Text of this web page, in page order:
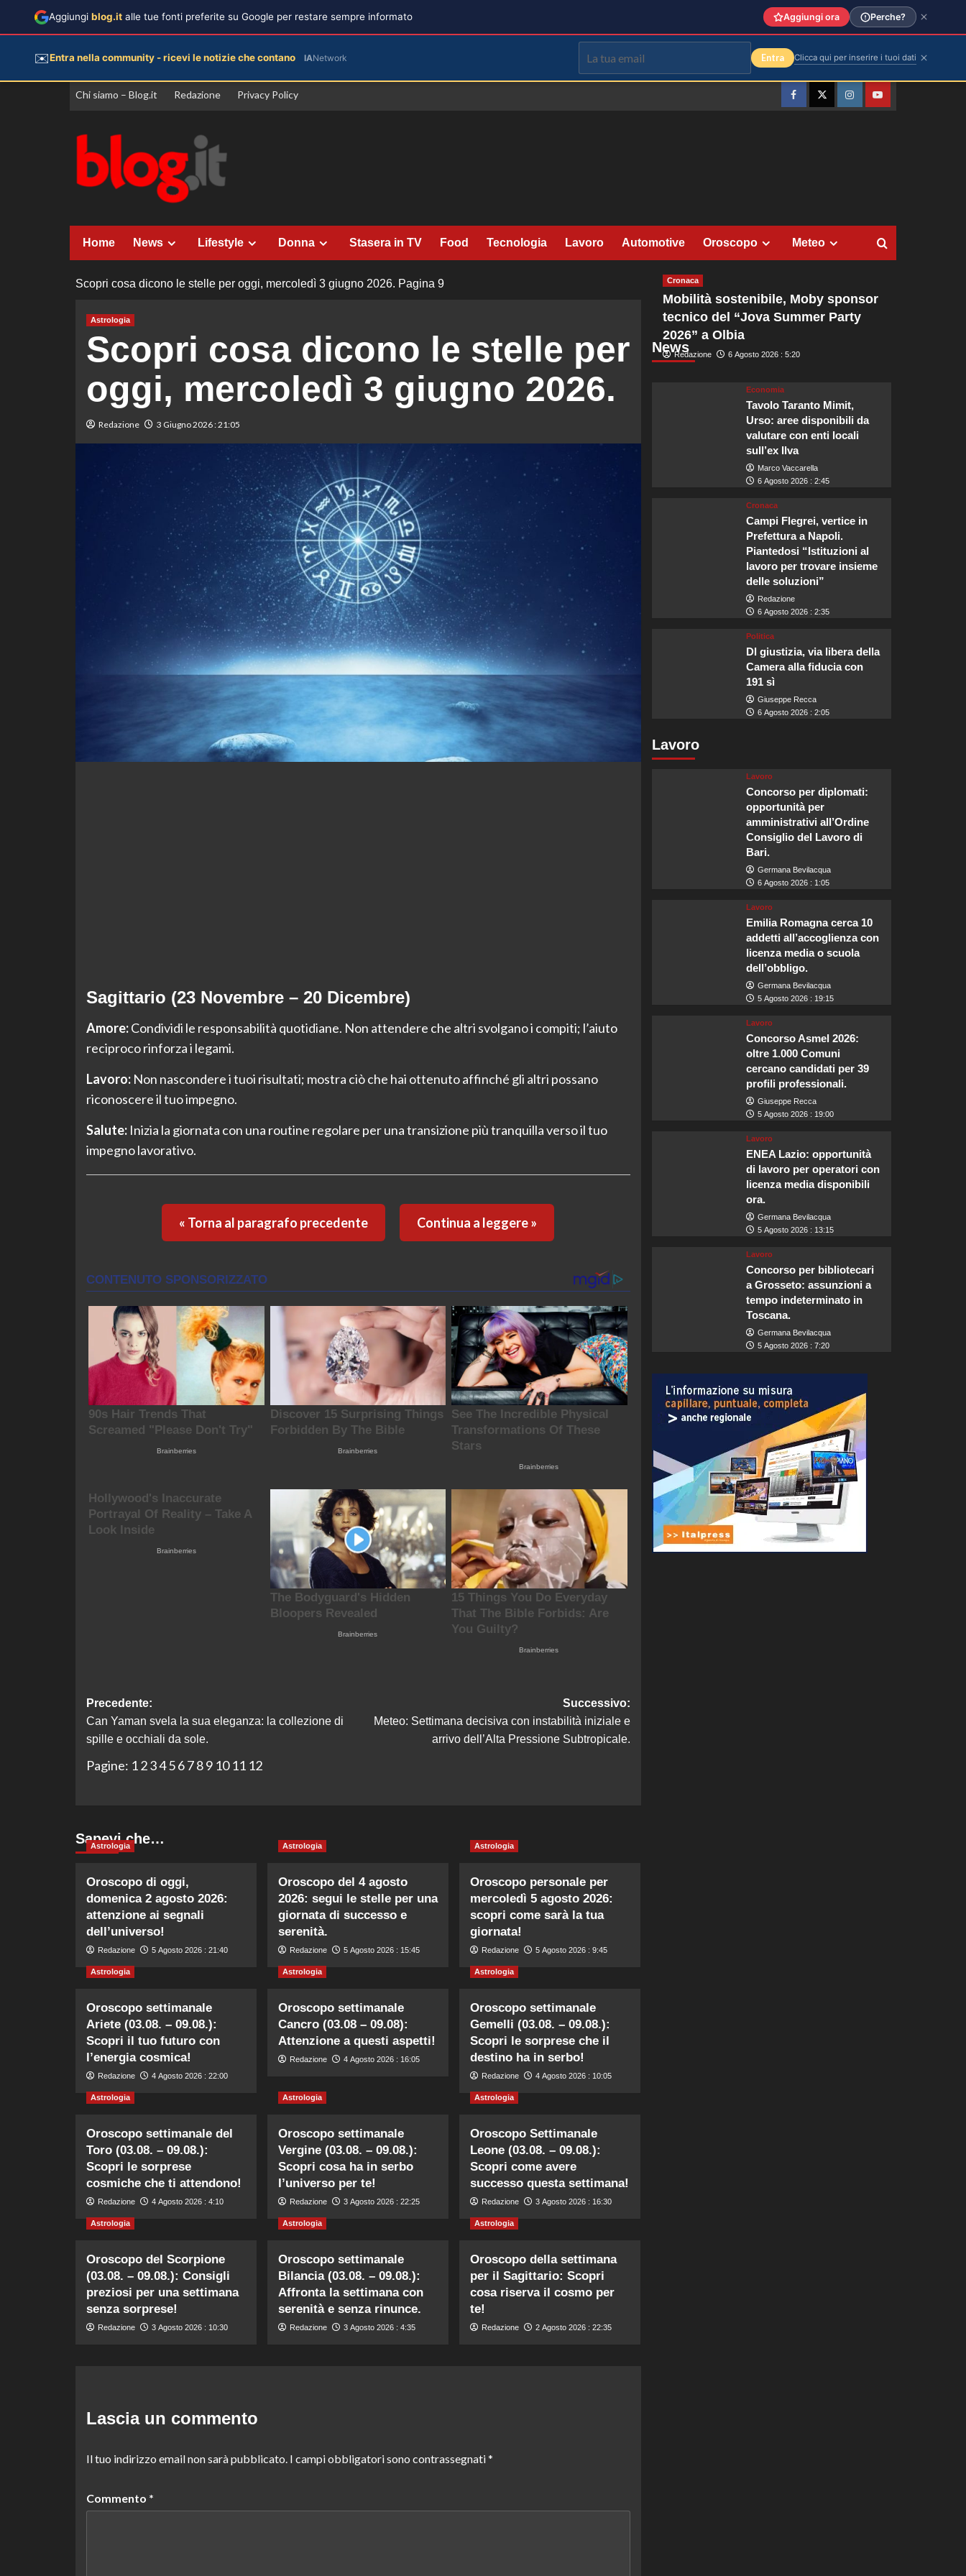
Vai
Chi siamo – Blog.it Redazione Privacy Policy
FacebookTwitterInstagramYouTube
Home News Lifestyle Donna Stasera in TV Food Tecnologia Lavoro Automotive Oroscopo Meteo
Scopri cosa dicono le stelle per oggi, mercoledì 3 giugno 2026. Pagina 9
Astrologia
Scopri cosa dicono le stelle per
oggi, mercoledì 3 giugno 2026.
Redazione 3 Giugno 2026 : 21:05
Sagittario (23 Novembre – 20 Dicembre)
Amore:Condividi le responsabilità quotidiane. Non attendere che altri svolgano i compiti; l’aiuto
reciproco rinforza i legami.
Lavoro:Non nascondere i tuoi risultati; mostra ciò che hai ottenuto affinché gli altri possano
riconoscere il tuo impegno.
Salute:Inizia la giornata con una routine regolare per una transizione più tranquilla verso il tuo
impegno lavorativo.
« Torna al paragrafo precedente Continua a leggere »
Navigazione
articolo
Precedente:
Can Yaman svela la sua eleganza: la collezione di
spille e occhiali da sole.
Successivo:
Meteo: Settimana decisiva con instabilità iniziale e
arrivo dell’Alta Pressione Subtropicale.
Pagine: 1 2 34 5 6 7 8 9 10 11 12
Sapevi che…
Astrologia
Oroscopo di oggi,
domenica 2 agosto 2026:
attenzione ai segnali
dell’universo!
Redazione 5 Agosto 2026 : 21:40
Astrologia
Oroscopo del 4 agosto
2026: segui le stelle per una
giornata di successo e
serenità.
Redazione 5 Agosto 2026 : 15:45
Astrologia
Oroscopo personale per
mercoledì 5 agosto 2026:
scopri come sarà la tua
giornata!
Redazione 5 Agosto 2026 : 9:45
Astrologia
Oroscopo settimanale
Ariete (03.08. – 09.08.):
Scopri il tuo futuro con
l’energia cosmica!
Redazione 4 Agosto 2026 : 22:00
Astrologia
Oroscopo settimanale
Cancro (03.08 – 09.08):
Attenzione a questi aspetti!
Redazione 4 Agosto 2026 : 16:05
Astrologia
Oroscopo settimanale
Gemelli (03.08. – 09.08.):
Scopri le sorprese che il
destino ha in serbo!
Redazione 4 Agosto 2026 : 10:05
Astrologia
Oroscopo settimanale del
Toro (03.08. – 09.08.):
Scopri le sorprese
cosmiche che ti attendono!
Redazione 4 Agosto 2026 : 4:10
Astrologia
Oroscopo settimanale
Vergine (03.08. – 09.08.):
Scopri cosa ha in serbo
l’universo per te!
Redazione 3 Agosto 2026 : 22:25
Astrologia
Oroscopo Settimanale
Leone (03.08. – 09.08.):
Scopri come avere
successo questa settimana!
Redazione 3 Agosto 2026 : 16:30
Astrologia
Oroscopo del Scorpione
(03.08. – 09.08.): Consigli
preziosi per una settimana
senza sorprese!
Redazione 3 Agosto 2026 : 10:30
Astrologia
Oroscopo settimanale
Bilancia (03.08. – 09.08.):
Affronta la settimana con
serenità e senza rinunce.
Redazione 3 Agosto 2026 : 4:35
Astrologia
Oroscopo della settimana
per il Sagittario: Scopri
cosa riserva il cosmo per
te!
Redazione 2 Agosto 2026 : 22:35
Lascia un commento
Il tuo indirizzo email non sarà pubblicato. I campi obbligatori sono contrassegnati*
Commento *
News
Cronaca
Mobilità sostenibile, Moby sponsor
tecnico del “Jova Summer Party
2026” a Olbia
Redazione 6 Agosto 2026 : 5:20
Economia
Tavolo Taranto Mimit,
Urso: aree disponibili da
valutare con enti locali
sull’ex Ilva
Marco Vaccarella
6 Agosto 2026 : 2:45
Cronaca
Campi Flegrei, vertice in
Prefettura a Napoli.
Piantedosi “Istituzioni al
lavoro per trovare insieme
delle soluzioni”
Redazione
6 Agosto 2026 : 2:35
Politica
Dl giustizia, via libera della
Camera alla fiducia con
191 sì
Giuseppe Recca
6 Agosto 2026 : 2:05
Lavoro
Lavoro
Concorso per diplomati:
opportunità per
amministrativi all’Ordine
Consiglio del Lavoro di
Bari.
Germana Bevilacqua
6 Agosto 2026 : 1:05
Lavoro
Emilia Romagna cerca 10
addetti all’accoglienza con
licenza media o scuola
dell’obbligo.
Germana Bevilacqua
5 Agosto 2026 : 19:15
Lavoro
Concorso Asmel 2026:
oltre 1.000 Comuni
cercano candidati per 39
profili professionali.
Giuseppe Recca
5 Agosto 2026 : 19:00
Lavoro
ENEA Lazio: opportunità
di lavoro per operatori con
licenza media disponibili
ora.
Germana Bevilacqua
5 Agosto 2026 : 13:15
Lavoro
Concorso per bibliotecari
a Grosseto: assunzioni a
tempo indeterminato in
Toscana.
Germana Bevilacqua
5 Agosto 2026 : 7:20
Aggiungi blog.it alle tue fonti preferite su Google per restare sempre informato Aggiungi ora Perche?
✉️Entra nella community - ricevi le notizie che contano IANetwork Entra Clicca qui per inserire i tuoi dati